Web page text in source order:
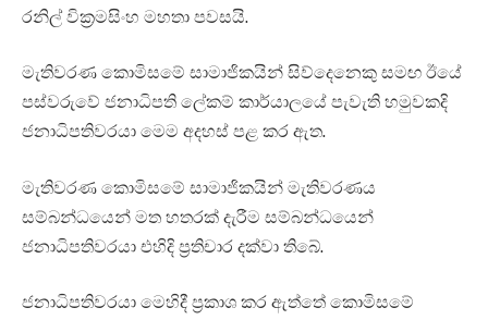
රනිල් වික්‍රමසිංහ මහතා පවසයි.
මැතිවරණ කොමිසමේ සාමාජිකයින් සිව්දෙනෙකු සමඟ ඊයේ
පස්වරුවේ ජනාධිපති ලේකම් කාර්යාලයේ පැවැති හමුවකදි
ජනාධිපතිවරයා මෙම අදහස් පළ කර ඇත.
මැතිවරණ කොමිසමේ සාමාජිකයින් මැතිවරණය
සම්බන්ධයෙන් මත හතරක් දැරීම සම්බන්ධයෙන්
ජනාධිපතිවරයා එහිදි ප්‍රතිචාර දක්වා තිබේ.
ජනාධිපතිවරයා මෙහිදී ප්‍රකාශ කර ඇත්තේ කොමිසමේ